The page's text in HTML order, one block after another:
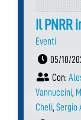
Il PNRR
Eventi
05/10/
Con:
Vannuccini,
Cheli, Sergio